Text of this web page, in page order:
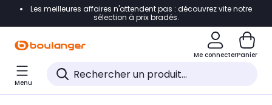
Accéder directement à la navigation
Accéder directement au pied de page
Accéder directement au chatbot
Les meilleures affaires n'attendent pas : découvrez vite notre
sélection à prix bradés.
Me connecterPanier
Menu